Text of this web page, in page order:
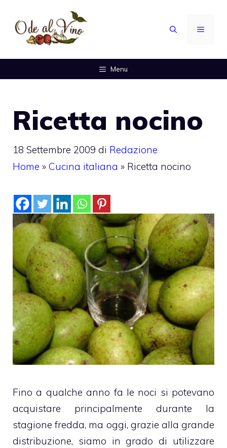
contenuto
MENU
Menu
Ricetta nocino
18 Settembre 2009 di Redazione
Home » Cucina italiana » Ricetta nocino
Fino a qualche anno fa le noci si potevano
acquistare principalmente durante la
stagione fredda, ma oggi, grazie alla grande
distribuzione, siamo in grado di utilizzare